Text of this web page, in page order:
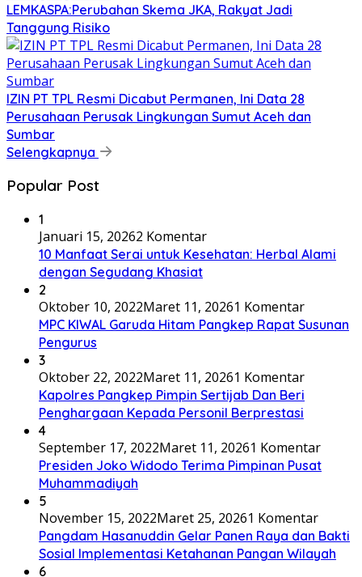
LEMKASPA:Perubahan Skema JKA, Rakyat Jadi
Tanggung Risiko
IZIN PT TPL Resmi Dicabut Permanen, Ini Data 28
Perusahaan Perusak Lingkungan Sumut Aceh dan
Sumbar
Selengkapnya
Popular Post
1
Januari 15, 20262 Komentar
10 Manfaat Serai untuk Kesehatan: Herbal Alami
dengan Segudang Khasiat
2
Oktober 10, 2022Maret 11, 20261 Komentar
MPC KIWAL Garuda Hitam Pangkep Rapat Susunan
Pengurus
3
Oktober 22, 2022Maret 11, 20261 Komentar
Kapolres Pangkep Pimpin Sertijab Dan Beri
Penghargaan Kepada Personil Berprestasi
4
September 17, 2022Maret 11, 20261 Komentar
Presiden Joko Widodo Terima Pimpinan Pusat
Muhammadiyah
5
November 15, 2022Maret 25, 20261 Komentar
Pangdam Hasanuddin Gelar Panen Raya dan Bakti
Sosial Implementasi Ketahanan Pangan Wilayah
6